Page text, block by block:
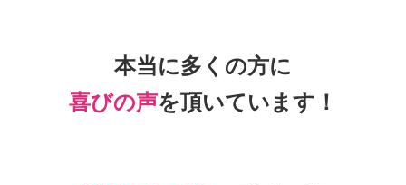
本当に多くの方に
喜びの声を頂いています！